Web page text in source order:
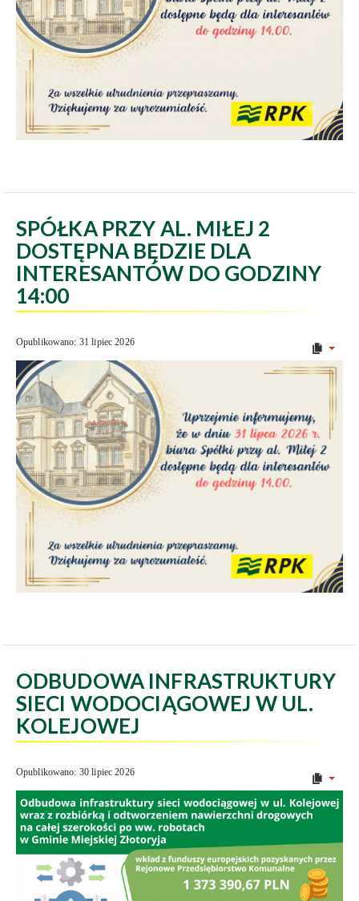
SPÓŁKA PRZY AL. MIŁEJ 2
DOSTĘPNA BĘDZIE DLA
INTERESANTÓW DO GODZINY
14:00
Opublikowano: 31 lipiec 2026
ODBUDOWA INFRASTRUKTURY
SIECI WODOCIĄGOWEJ W UL.
KOLEJOWEJ
Opublikowano: 30 lipiec 2026